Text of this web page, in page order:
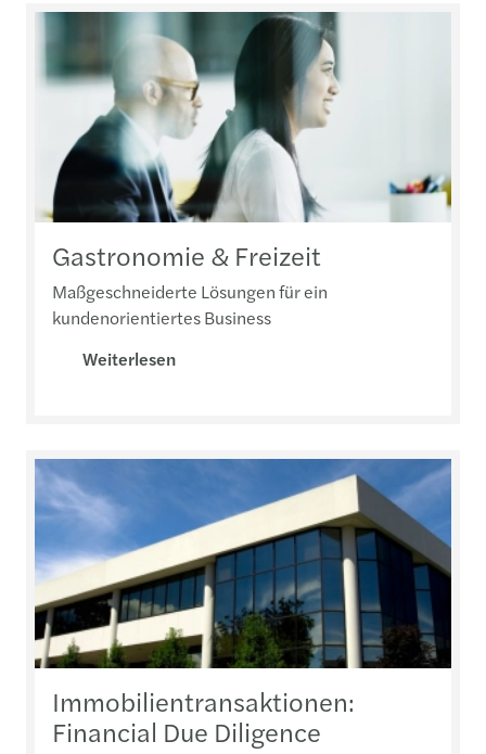
Gastronomie & Freizeit
Maßgeschneiderte Lösungen für ein
kundenorientiertes Business
Weiterlesen
Immobilientransaktionen:
Financial Due Diligence